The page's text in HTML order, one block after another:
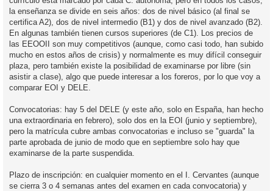
la enseñanza se divide en seis años: dos de nivel básico (al final se
certifica A2), dos de nivel intermedio (B1) y dos de nivel avanzado (B2).
En algunas también tienen cursos superiores (de C1). Los precios de
las EEOOII son muy competitivos (aunque, como casi todo, han subido
mucho en estos años de crisis) y normalmente es muy difícil conseguir
plaza, pero también existe la posibilidad de examinarse por libre (sin
asistir a clase), algo que puede interesar a los foreros, por lo que voy a
comparar EOI y DELE.
Convocatorias: hay 5 del DELE (y este año, solo en España, han hecho
una extraordinaria en febrero), solo dos en la EOI (junio y septiembre),
pero la matrícula cubre ambas convocatorias e incluso se "guarda" la
parte aprobada de junio de modo que en septiembre solo hay que
examinarse de la parte suspendida.
Plazo de inscripción: en cualquier momento en el I. Cervantes (aunque
se cierra 3 o 4 semanas antes del examen en cada convocatoria) y